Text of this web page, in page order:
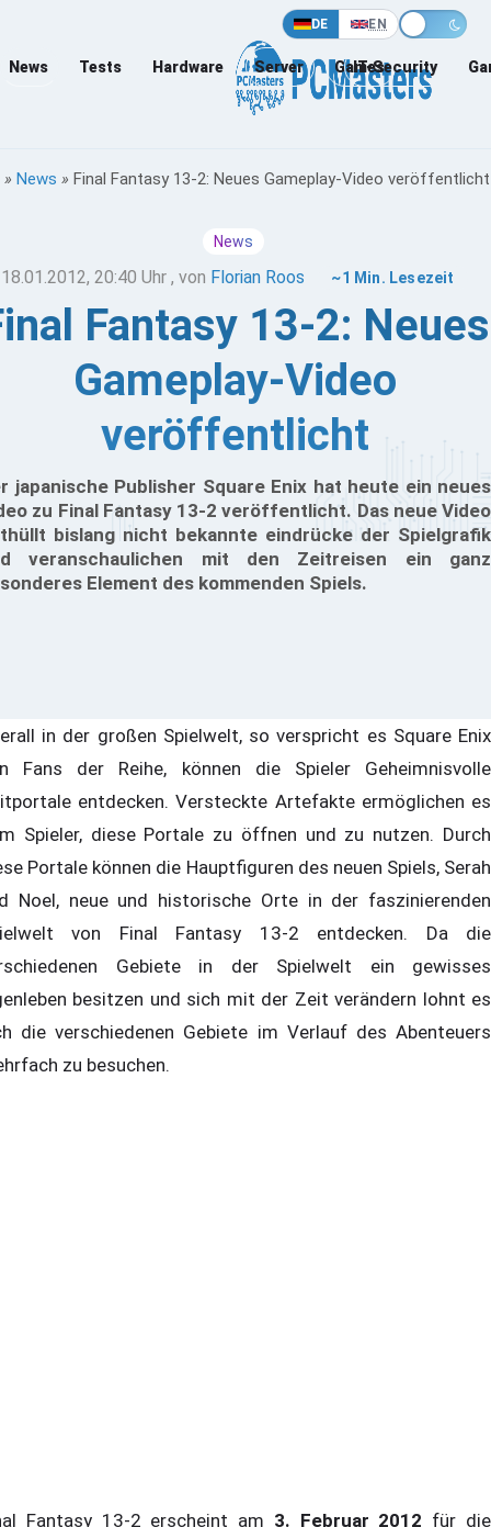
DE EN
News Tests Hardware Server Games
IT-Security
» News » Final Fantasy 13-2: Neues Gameplay-Video veröffentlicht
News
18.01.2012, 20:40 Uhr , von Florian Roos ~1 Min. Lesezeit
Fantasy 13-2: Neues
Gameplay-Video
veröffentlicht
japanische Publisher Square Enix hat heute ein neues
zu Final Fantasy 13-2 veröffentlicht. Das neue Video
bislang nicht bekannte eindrücke der Spielgrafik
veranschaulichen mit den Zeitreisen ein ganz
Element des kommenden Spiels.
in der großen Spielwelt, so verspricht es Square Enix
Fans der Reihe, können die Spieler Geheimnisvolle
entdecken. Versteckte Artefakte ermöglichen es
Spieler, diese Portale zu öffnen und zu nutzen. Durch
Portale können die Hauptfiguren des neuen Spiels, Serah
Noel, neue und historische Orte in der faszinierenden
von Final Fantasy 13-2 entdecken. Da die
Gebiete in der Spielwelt ein gewisses
besitzen und sich mit der Zeit verändern lohnt es
die verschiedenen Gebiete im Verlauf des Abenteuers
zu besuchen.
Fantasy 13-2 erscheint am 3. Februar 2012 für die